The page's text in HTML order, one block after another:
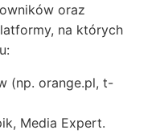
oraz
na których
(np. orange.pl, t-
Media Expert.